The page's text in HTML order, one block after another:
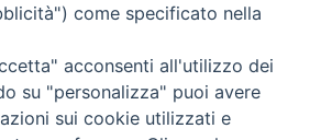
- Tutti i diritti riservati - Vita
come specificato nella
acconsenti all'utilizzo dei
su "personalizza" puoi avere
sui cookie utilizzati e